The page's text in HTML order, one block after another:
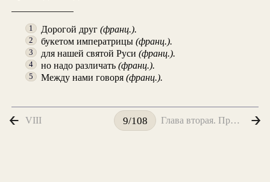
1 Дорогой друг(франц.).
2 букетом императрицы(франц.).
3 для нашей святой Руси(франц.).
4 но надо различать(франц.).
5 Между нами говоря(франц.).
VIII 9/108 Глава вторая. Принц Гарри. Сватовство